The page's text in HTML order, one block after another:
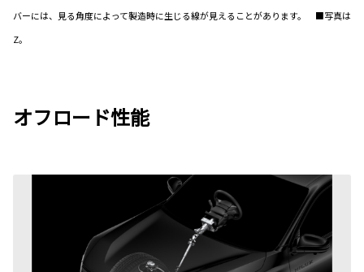
バーには、見る角度によって製造時に生じる線が見えることがあります。 ■写真は
Z。
オフロード性能